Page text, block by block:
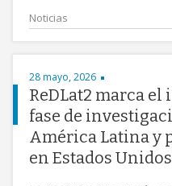
Noticias
28 mayo, 2026
ReDLat2 marca
fase de
América Latina y
en Estados Unidos